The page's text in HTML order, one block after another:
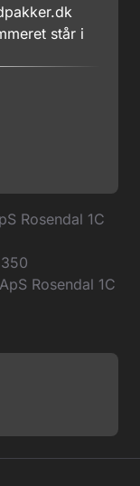
står i
Rosendal 1C
Rosendal 1C